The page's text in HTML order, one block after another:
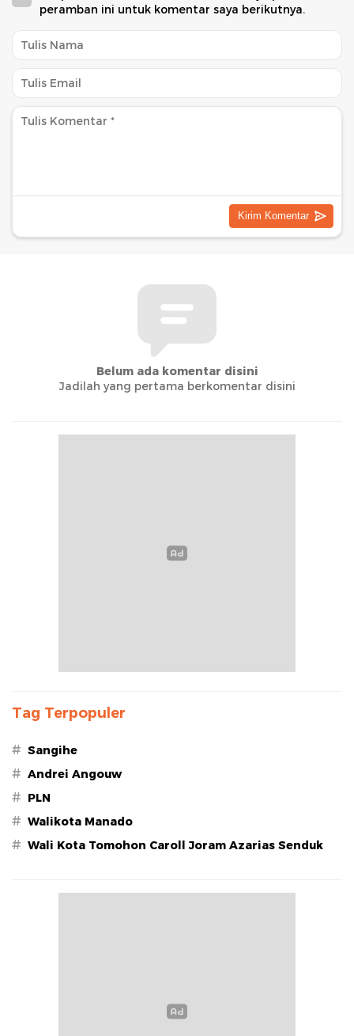
peramban ini untuk komentar saya berikutnya.
Belum ada komentar disini
Jadilah yang pertama berkomentar disini
Tag Terpopuler
# Sangihe
# Andrei Angouw
# PLN
# Walikota Manado
# Wali Kota Tomohon Caroll Joram Azarias Senduk